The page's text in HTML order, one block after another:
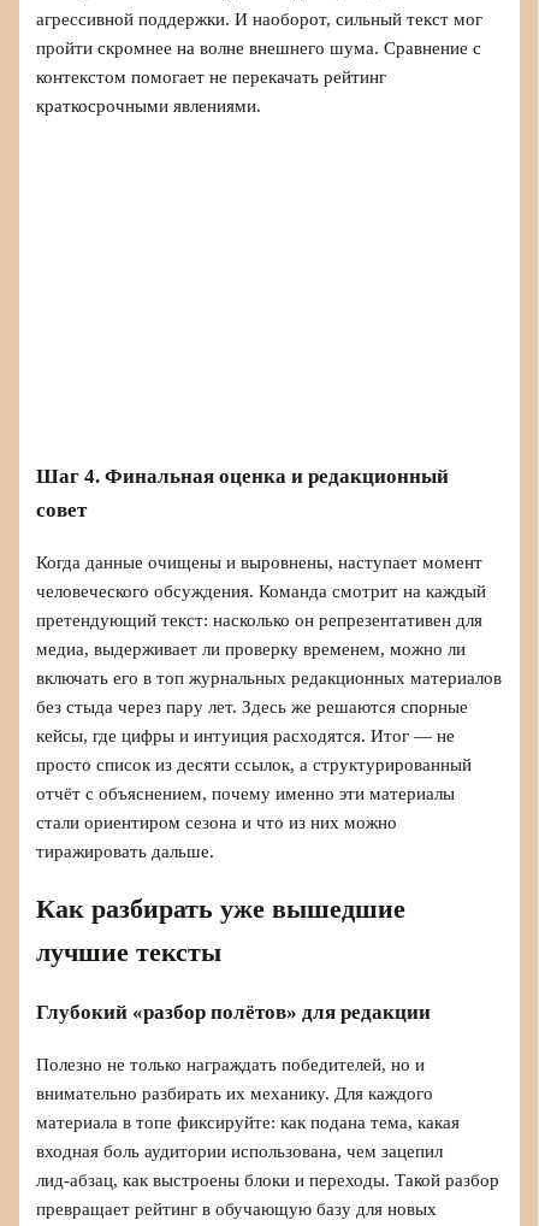
агрессивной поддержки. И наоборот, сильный текст мог
пройти скромнее на волне внешнего шума. Сравнение с
контекстом помогает не перекачать рейтинг
краткосрочными явлениями.
Шаг 4. Финальная оценка и редакционный
совет
Когда данные очищены и выровнены, наступает момент
человеческого обсуждения. Команда смотрит на каждый
претендующий текст: насколько он репрезентативен для
медиа, выдерживает ли проверку временем, можно ли
включать его в топ журнальных редакционных материалов
без стыда через пару лет. Здесь же решаются спорные
кейсы, где цифры и интуиция расходятся. Итог — не
просто список из десяти ссылок, а структурированный
отчёт с объяснением, почему именно эти материалы
стали ориентиром сезона и что из них можно
тиражировать дальше.
Как разбирать уже вышедшие
лучшие тексты
Глубокий «разбор полётов» для редакции
Полезно не только награждать победителей, но и
внимательно разбирать их механику. Для каждого
материала в топе фиксируйте: как подана тема, какая
входная боль аудитории использована, чем зацепил
лид‑абзац, как выстроены блоки и переходы. Такой разбор
превращает рейтинг в обучающую базу для новых